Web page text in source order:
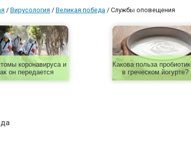
/ Вирусология / Великая победа / Cлужбы оповещения
коронавируса и
он передается
Какова польза
в греческом йогурте?